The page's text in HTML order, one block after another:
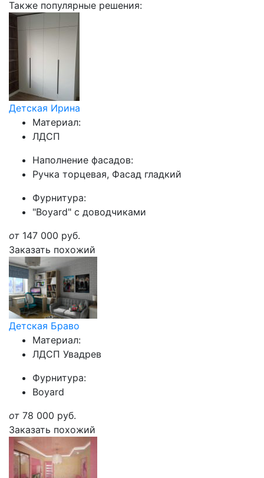
Также популярные решения:
Детская Ирина
Материал:
ЛДСП
Наполнение фасадов:
Ручка торцевая, Фасад гладкий
Фурнитура:
"Boyard" с доводчиками
от 147 000 руб.
Заказать похожий
Детская Браво
Материал:
ЛДСП Увадрев
Фурнитура:
Boyard
от 78 000 руб.
Заказать похожий